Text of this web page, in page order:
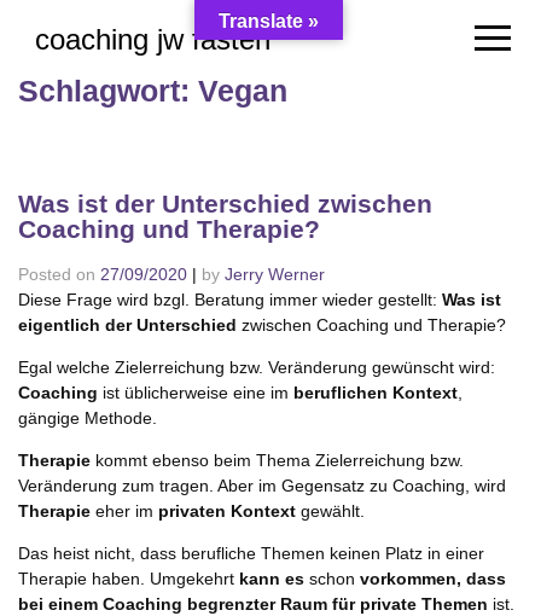
coaching jw fasten
Schlagwort: Vegan
Was ist der Unterschied zwischen
Coaching und Therapie?
Posted on 27/09/2020 | by Jerry Werner
Diese Frage wird bzgl. Beratung immer wieder gestellt: Was ist
eigentlich der Unterschied zwischen Coaching und Therapie?
Egal welche Zielerreichung bzw. Veränderung gewünscht wird:
Coaching ist üblicherweise eine im beruflichen Kontext
gängige Methode.
Therapie kommt ebenso beim Thema Zielerreichung bzw.
Veränderung zum tragen. Aber im Gegensatz zu Coaching, wird
Therapie eher im privaten Kontext gewählt.
Das heist nicht, dass berufliche Themen keinen Platz in einer
Therapie haben. Umgekehrt kann es schon vorkommen, dass
bei einem Coaching begrenzter Raum für private Themen ist.
Translate »